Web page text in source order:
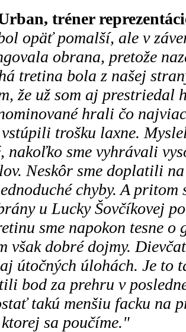
tréner
opäť pomalší, ale v
obrana, pretože
tretina bola z našej
že už som aj prestriedal
hrali čo
trošku laxne.
nakoľko sme vyhrávali
Neskôr sme doplatili na
chyby. A
u Lucky Šovčíkovej
sme napokon tesne
však dobré dojmy.
útočných úlohách. Je to
bod za prehru v
takú menšiu facku na
ktorej sa poučíme."